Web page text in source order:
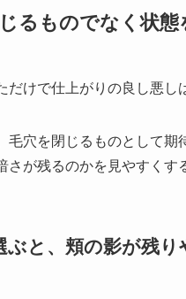
るものでなく状
けで仕上がりの良し悪し
毛穴を閉じるものとして
が残るのかを見やすくす
ぶと、頬の影が残り